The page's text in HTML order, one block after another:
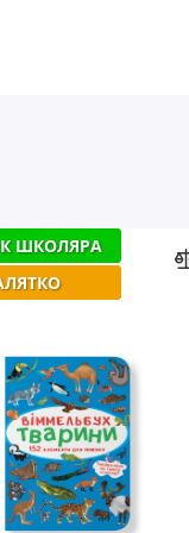
ШКОЛЯРА
ШКОЛЯРА